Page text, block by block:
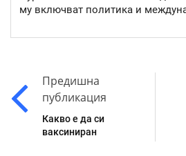
му включват политика и
Предишна
публикация
Какво е да си
ваксиниран